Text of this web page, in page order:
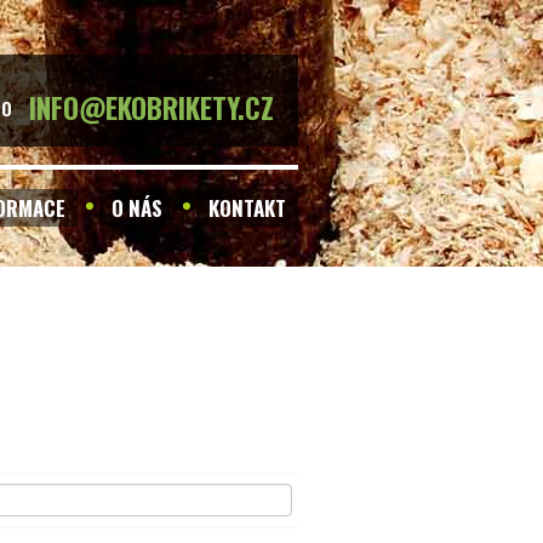
INFO@EKOBRIKETY.CZ
O NÁS KONTAKT